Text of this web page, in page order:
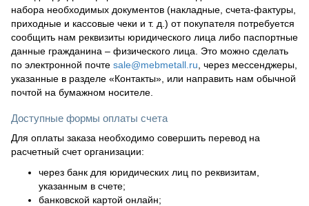
набора необходимых документов (накладные, счета-фактуры,
приходные и кассовые чеки и т. д.) от покупателя потребуется
сообщить нам реквизиты юридического лица либо паспортные
данные гражданина – физического лица. Это можно сделать
по электронной почте sale@mebmetall.ru , через мессенджеры,
указанные в разделе «Контакты», или направить нам обычной
почтой на бумажном носителе.
Доступные формы оплаты счета
Для оплаты заказа необходимо совершить перевод на
расчетный счет организации:
через банк для юридических лиц по реквизитам,
указанным в счете;
банковской картой онлайн;